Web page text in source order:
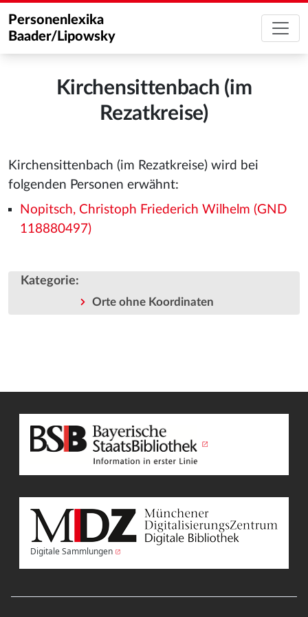
Personenlexika
Baader/Lipowsky
Kirchensittenbach (im
Rezatkreise)
Kirchensittenbach (im Rezatkreise) wird bei
folgenden Personen erwähnt:
Nopitsch, Christoph Friederich Wilhelm (GND
118880497)
Kategorie:
Orte ohne Koordinaten
Digitale Sammlungen